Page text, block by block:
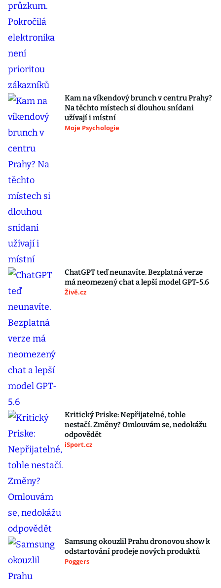
Kam na víkendový brunch v centru Prahy?
Na těchto místech si dlouhou snídani
užívají i místní
Moje Psychologie
ChatGPT teď neunavíte. Bezplatná verze
má neomezený chat a lepší model GPT-5.6
Živě.cz
Kritický Priske: Nepřijatelné, tohle
nestačí. Změny? Omlouvám se, nedokážu
odpovědět
iSport.cz
Samsung okouzlil Prahu dronovou show k
odstartování prodeje nových produktů
Poggers